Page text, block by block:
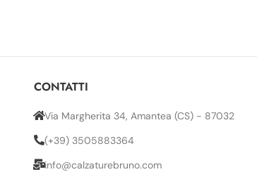
CONTATTI
Via Margherita 34, Amantea (CS) - 87032
(+39) 3505883364
info@calzaturebruno.com